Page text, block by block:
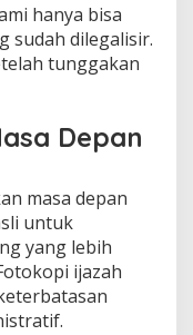
hanya bisa
sudah dilegalisir.
tunggakan
Depan
masa depan
untuk
yang lebih
ijazah